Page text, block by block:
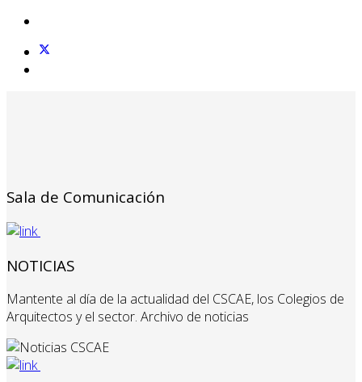
Sala de Comunicación
NOTICIAS
Mantente al día de la actualidad del CSCAE, los Colegios de
Arquitectos y el sector. Archivo de noticias